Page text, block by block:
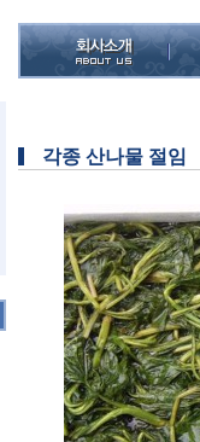
각종 산나물 절임